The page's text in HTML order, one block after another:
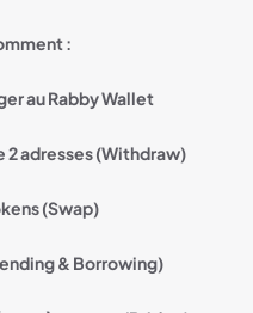
:
au Rabby Wallet
2 adresses (Withdraw)
(Swap)
& Borrowing)